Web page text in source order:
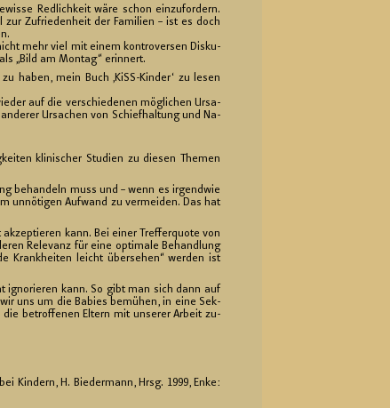
Red­lich­keit wäre schon ein­zu­for­dern.
Zu­frie­den­heit der Fa­mi­li­en – ist es doch
nicht mehr viel mit einem kon­tro­ver­sen Dis­ku­
„Bild am Mon­tag“ er­in­nert.
haben, mein Buch ‚KiSS-Kin­der‘ zu lesen
auf die ver­schie­de­nen mög­li­chen Ur­sa­
Ur­sa­chen von Schief­hal­tung und Na­
kli­ni­scher Stu­di­en zu die­sen The­men
be­han­deln muss und – wenn es ir­gend­wie
un­nö­ti­gen Auf­wand zu ver­mei­den. Das hat
kann. Bei einer Tref­fer­quo­te von
Re­le­vanz für eine op­ti­ma­le Be­hand­lung
Krank­hei­ten leicht über­se­hen“ wer­den ist
igno­rie­ren kann. So gibt man sich dann auf
uns um die Ba­bies be­mü­hen, in eine Sek­
be­trof­fe­nen El­tern mit un­se­rer Ar­beit zu­
Kin­dern, H. Bie­der­mann, Hrsg. 1999, Enke: